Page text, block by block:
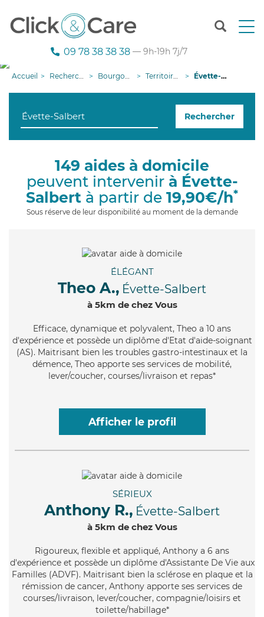
T
n
g
09 78 38 38 38 — 9h-19h 7j/7
Accueil Recherche aide à domicile Bourgogne-Franche-Comté Territoire de Belfort Évette-Salbert
Rechercher
149 aides à domicile
peuvent intervenir à Évette-
Salbert à partir de 19,90€/h*
Sous réserve de leur disponibilité au moment de la demande
ÉLÉGANT
Theo A., Évette-Salbert
à 5km de chez Vous
Efficace, dynamique et polyvalent, Theo a 10 ans
d'expérience et possède un diplôme d'Etat d'aide-soignant
(AS). Maitrisant bien les troubles gastro-intestinaux et la
démence, Theo apporte ses services de mobilité,
lever/coucher, courses/livraison et repas*
Afficher le profil
SÉRIEUX
Anthony R., Évette-Salbert
à 5km de chez Vous
Rigoureux, flexible et appliqué, Anthony a 6 ans
d'expérience et possède un diplôme d'Assistante De Vie aux
Familles (ADVF). Maitrisant bien la sclérose en plaque et la
rémission de cancer, Anthony apporte ses services de
courses/livraison, lever/coucher, compagnie/loisirs et
toilette/habillage*